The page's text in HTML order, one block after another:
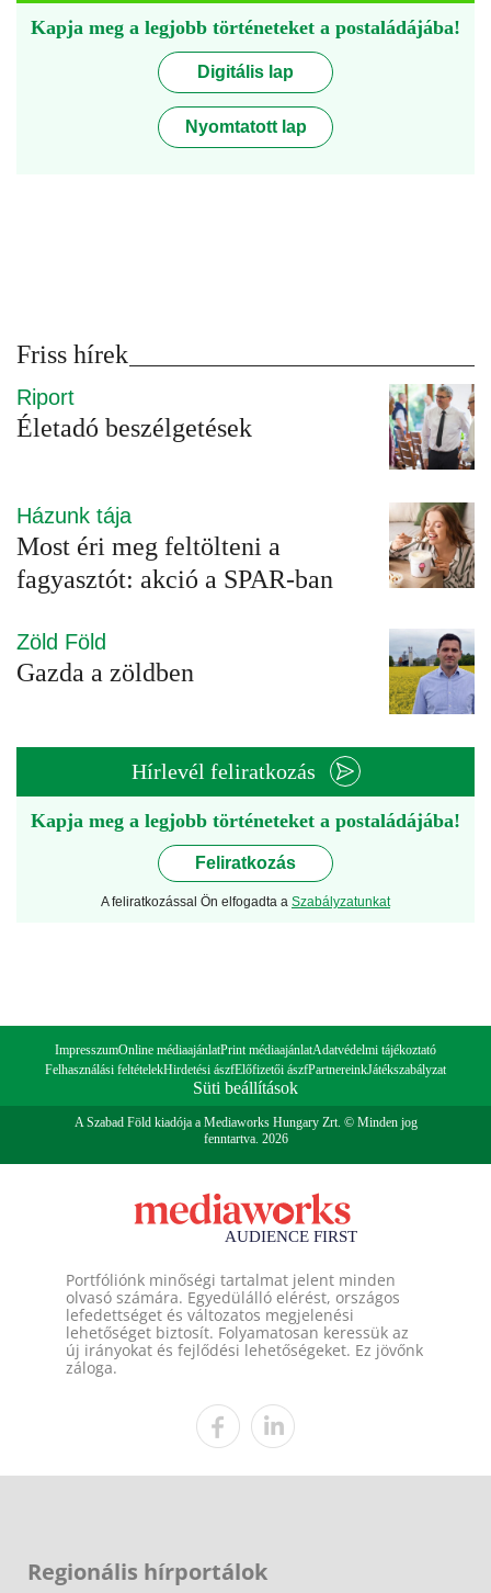
Kapja meg a legjobb történeteket a postaládájába!
Digitális lap
Nyomtatott lap
Friss hírek
Riport
Életadó beszélgetések
Házunk tája
Most éri meg feltölteni a
fagyasztót: akció a SPAR-ban
Zöld Föld
Gazda a zöldben
Hírlevél feliratkozás
Kapja meg a legjobb történeteket a postaládájába!
Feliratkozás
A feliratkozással Ön elfogadta a Szabályzatunkat
ImpresszumOnline médiaajánlatPrint médiaajánlatAdatvédelmi tájékoztató
Felhasználási feltételekHirdetési ászfElőfizetői ászfPartnereinkJátékszabályzat
Süti beállítások
A Szabad Föld kiadója a Mediaworks Hungary Zrt. © Minden jog
fenntartva. 2026
Portfóliónk minőségi tartalmat jelent minden
olvasó számára. Egyedülálló elérést, országos
lefedettséget és változatos megjelenési
lehetőséget biztosít. Folyamatosan keressük az
új irányokat és fejlődési lehetőségeket. Ez jövőnk
záloga.
Regionális hírportálok